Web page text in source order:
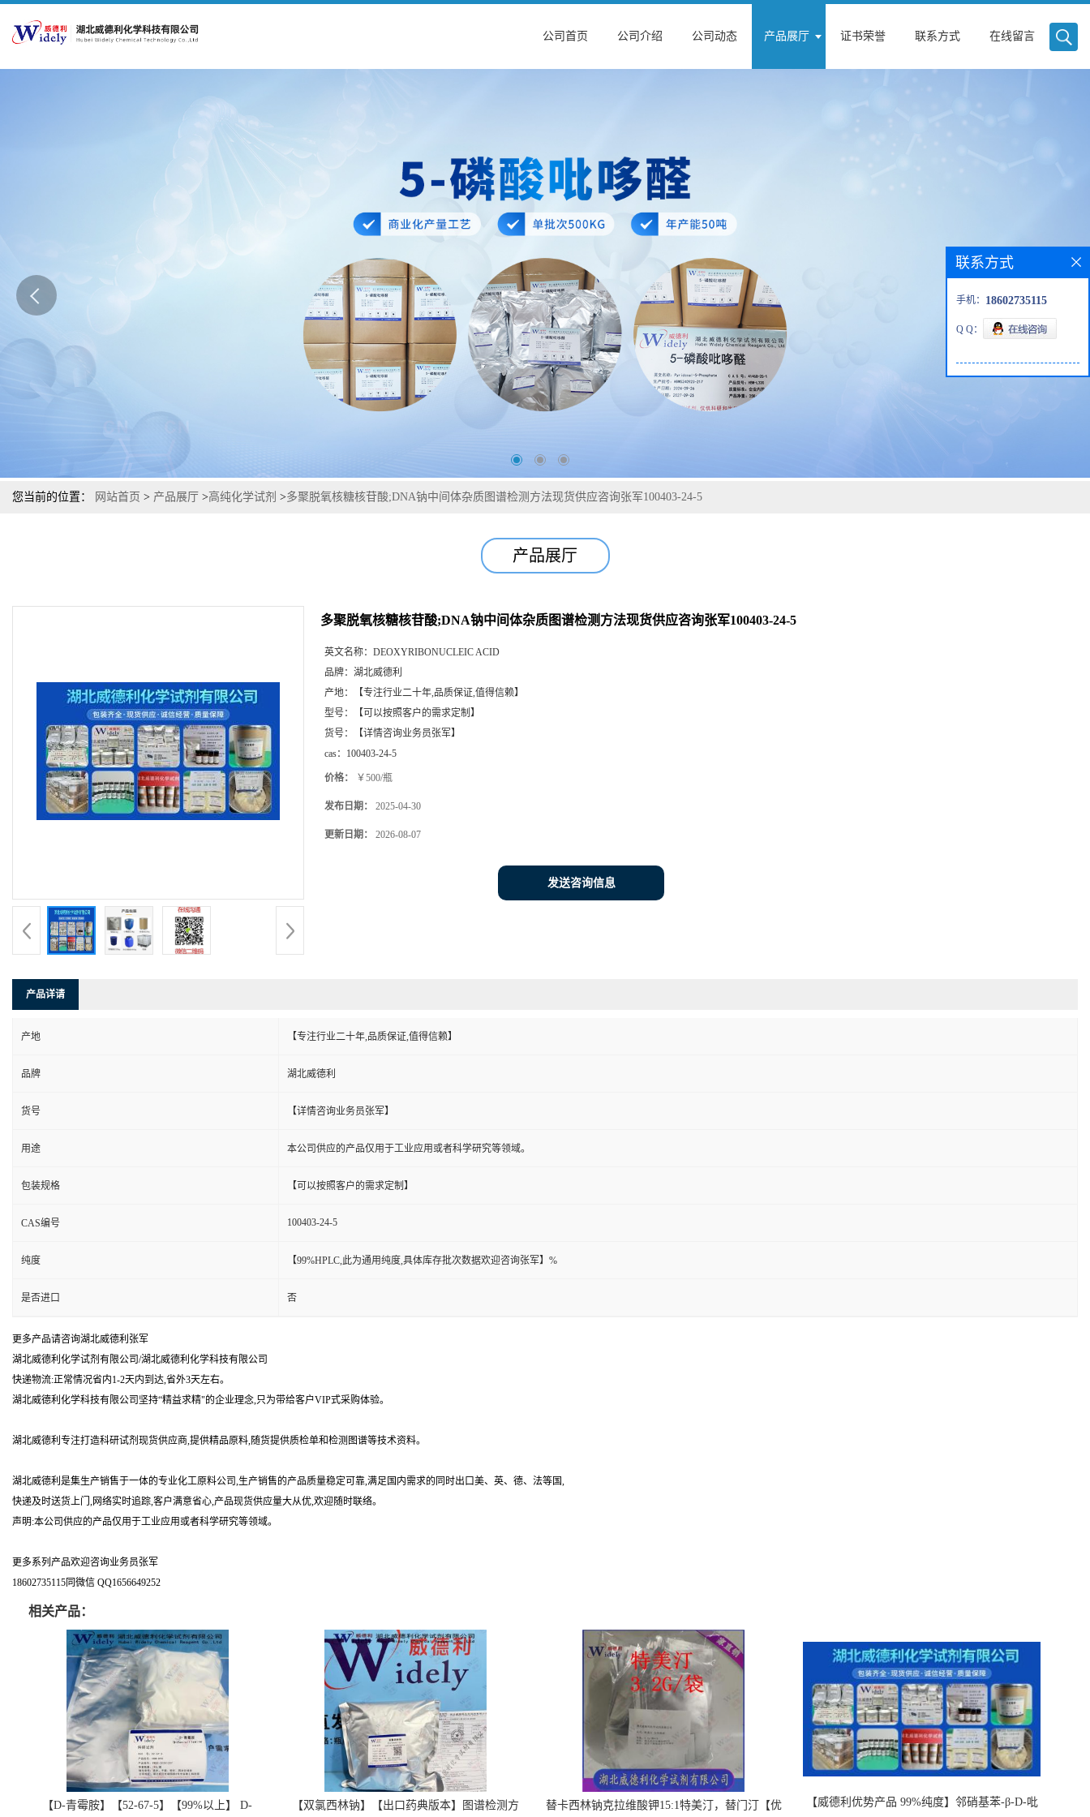
公司首页 公司介绍 公司动态 产品展厅 证书荣誉 联系方式 在线留言
您当前的位置： 网站首页 > 产品展厅 >高纯化学试剂 >多聚脱氧核糖核苷酸;DNA钠中间体杂质图谱检测方法现货供应咨询张军100403-24-5
产品展厅
多聚脱氧核糖核苷酸;DNA钠中间体杂质图谱检测方法现货供应咨询张军100403-24-5
英文名称： DEOXYRIBONUCLEIC ACID
品牌： 湖北威德利
产地：
【专注行业二十年,品质保证,值得信赖】
型号：
【可以按照客户的需求定制】
货号：
【详情咨询业务员张军】
cas： 100403-24-5
价格： ￥500/瓶
发布日期： 2025-04-30
更新日期： 2026-08-07
发送咨询信息
产品详请
产地 【专注行业二十年,品质保证,值得信赖】
品牌 湖北威德利
货号 【详情咨询业务员张军】
用途 本公司供应的产品仅用于工业应用或者科学研究等领域。
包装规格 【可以按照客户的需求定制】
CAS编号 100403-24-5
纯度 【99%HPLC,此为通用纯度,具体库存批次数据欢迎咨询张军】%
是否进口 否
更多产品请咨询湖北威德利张军
湖北威德利化学试剂有限公司/湖北威德利化学科技有限公司
快递物流:正常情况省内1-2天内到达,省外3天左右。
湖北威德利化学科技有限公司坚持“精益求精"的企业理念,只为带给客户VIP式采购体验。
湖北威德利专注打造科研试剂现货供应商,提供精品原料,随货提供质检单和检测图谱等技术资料。
湖北威德利是集生产销售于一体的专业化工原料公司,生产销售的产品质量稳定可靠,满足国内需求的同时出口美、英、德、法等国,
快递及时送货上门,网络实时追踪,客户满意省心,产品现货供应量大从优,欢迎随时联络。
声明:本公司供应的产品仅用于工业应用或者科学研究等领域。
更多系列产品欢迎咨询业务员张军
18602735115同微信 QQ1656649252
相关产品：
【D-青霉胺】【52-67-5】【99%以上】 D- 【双氯西林钠】【出口药典版本】图谱检测方 替卡西林钠克拉维酸钾15:1特美汀，替门汀【优
【威德利优势产品 99%纯度】邻硝基苯-β-D-吡
联系方式
手机： 18602735115
Q Q：